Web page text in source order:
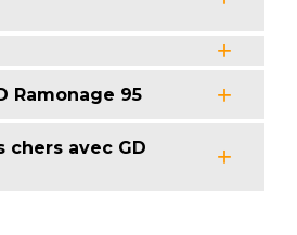
Ramonage 95
avec GD